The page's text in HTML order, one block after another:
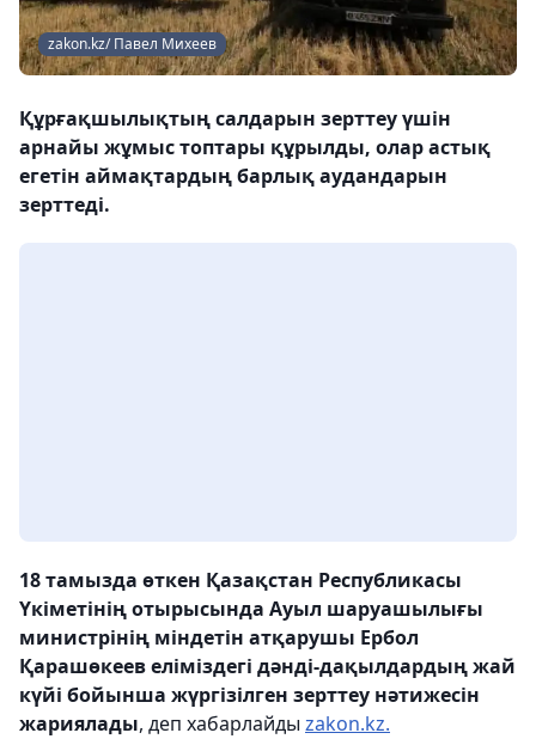
zakon.kz/ Павел Михеев
Құрғақшылықтың салдарын зерттеу үшін
арнайы жұмыс топтары құрылды, олар астық
егетін аймақтардың барлық аудандарын
зерттеді.
18 тамызда өткен Қазақстан Республикасы
Үкіметінің отырысында Ауыл шаруашылығы
министрінің міндетін атқарушы Ербол
Қарашөкеев еліміздегі дәнді-дақылдардың жай
күйі бойынша жүргізілген зерттеу нәтижесін
жариялады, деп хабарлайды zakon.kz.